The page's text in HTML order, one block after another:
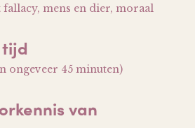
fallacy, mens en dier, moraal
ongeveer 45 minuten)
van